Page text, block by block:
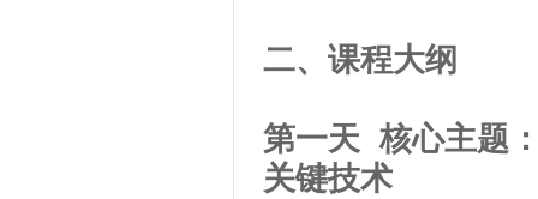
二、课程大纲
第一天 核心主题
关键技术